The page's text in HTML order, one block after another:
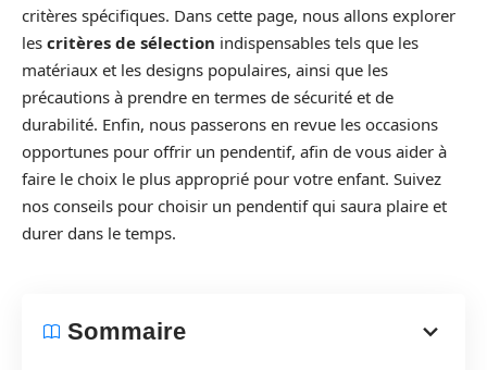
critères spécifiques. Dans cette page, nous allons explorer
les critères de sélection indispensables tels que les
matériaux et les designs populaires, ainsi que les
précautions à prendre en termes de sécurité et de
durabilité. Enfin, nous passerons en revue les occasions
opportunes pour offrir un pendentif, afin de vous aider à
faire le choix le plus approprié pour votre enfant. Suivez
nos conseils pour choisir un pendentif qui saura plaire et
durer dans le temps.
Sommaire